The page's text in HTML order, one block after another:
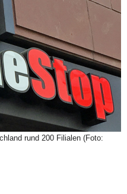
rund 200 Filialen (Foto: